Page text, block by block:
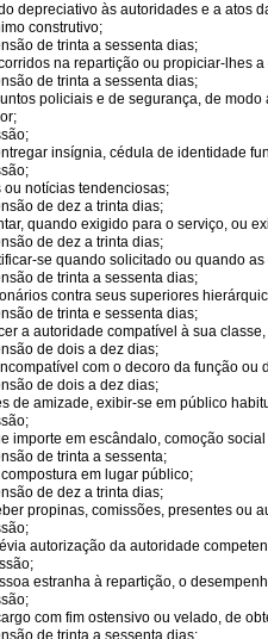
depreciativo às autoridades e a atos
construtivo;
de trinta a sessenta dias;
na repartição ou propiciar-lhes
de trinta a sessenta dias;
policiais e de segurança, de
insígnia, cédula de identidade
notícias tendenciosas;
de dez a trinta dias;
quando exigido para o serviço, ou
de dez a trinta dias;
se quando solicitado ou quando
de trinta a sessenta dias;
contra seus superiores
de trinta e sessenta dias;
a autoridade compatível à sua
de dois a dez dias;
com o decoro da função
de dois a dez dias;
de amizade, exibir-se em público
importe em escândalo, comoção
de trinta a sessenta;
em lugar público;
de dez a trinta dias;
propinas, comissões, presentes ou
autorização da autoridade
estranha à repartição, o
com fim ostensivo ou velado, de
de trinta a sessenta dias;